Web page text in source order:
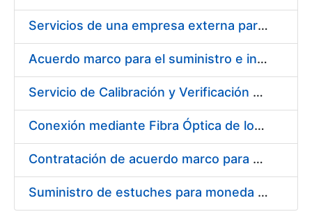
Servicios de una empresa externa para el asesoramiento y resolución de los recursos de alzada que se presentan relacionados con procesos de selección para la FNMT-RCM
Acuerdo marco para el suministro e instalación de persianas, estores y otros complementos
Servicio de Calibración y Verificación Externa de los Equipos de Medición del Servicio de Prevención de la FNMT-RCM
Conexión mediante Fibra Óptica de los Centros de Proceso de Datos (CPDs) de las sedes de la FNMT-RCM de Burgos y Madrid
Contratación de acuerdo marco para el Suministro de Material de Electricidad para la Fábrica Nacional de Moneda y Timbre-Real Casa de la Moneda en su centro de trabajo de Burgos
Suministro de estuches para moneda de 30 €